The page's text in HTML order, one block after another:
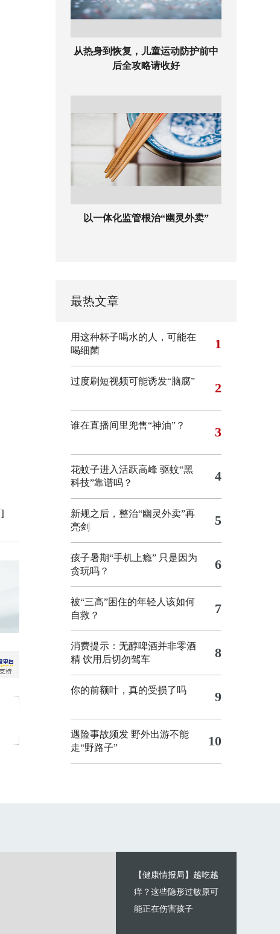
]
从热身到恢复，儿童运动防护前中
后全攻略请收好
以一体化监管根治“幽灵外卖”
最热文章
用这种杯子喝水的人，可能在
喝细菌
1
过度刷短视频可能诱发“脑腐” 2
谁在直播间里兜售“神油”？ 3
花蚊子进入活跃高峰 驱蚊“黑
科技”靠谱吗？
4
新规之后，整治“幽灵外卖”再
亮剑
5
孩子暑期“手机上瘾” 只是因为
贪玩吗？
6
被“三高”困住的年轻人该如何
自救？
7
消费提示：无醇啤酒并非零酒
精 饮用后切勿驾车
8
你的前额叶，真的受损了吗 9
遇险事故频发 野外出游不能
走“野路子”
10
【健康情报局】越吃越
痒？这些隐形过敏原可
能正在伤害孩子